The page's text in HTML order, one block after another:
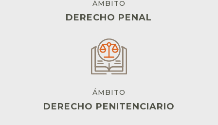
ÁMBITO
DERECHO PENAL
ÁMBITO
DERECHO PENITENCIARIO